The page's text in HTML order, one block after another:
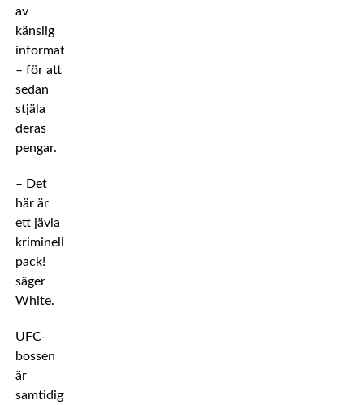
av
känslig
information
– för att
sedan
stjäla
deras
pengar.
– Det
här är
ett jävla
kriminellt
pack!
säger
White.
UFC-
bossen
är
samtidigt